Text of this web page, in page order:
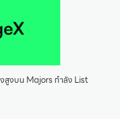
สูงบน Majors กำลัง List